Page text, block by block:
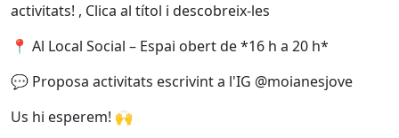
activitats! , Clica al títol i descobreix-les
📍 Al Local Social – Espai obert de *16 h a 20 h*
💬 Proposa activitats escrivint a l'IG @moianesjove
Us hi esperem! 🙌